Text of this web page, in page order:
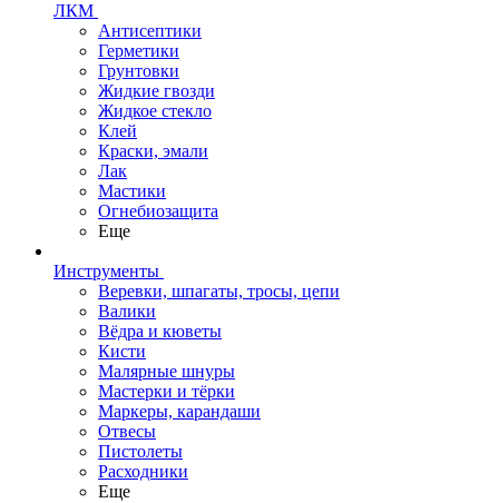
ЛКМ
Антисептики
Герметики
Грунтовки
Жидкие гвозди
Жидкое стекло
Клей
Краски, эмали
Лак
Мастики
Огнебиозащита
Еще
Инструменты
Веревки, шпагаты, тросы, цепи
Валики
Вёдра и кюветы
Кисти
Малярные шнуры
Мастерки и тёрки
Маркеры, карандаши
Отвесы
Пистолеты
Расходники
Еще